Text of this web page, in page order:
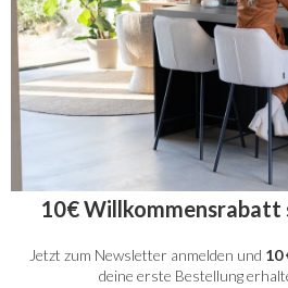
Kontakt
+49 20341512060
Wir reagieren werktags
Stunden auf deine Fragen.
Instagram
10€ Willkommensrabatt
Jetzt zum Newsletter anmelden und 10
deine erste Bestellung